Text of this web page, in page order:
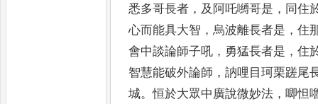
悉多哥長者 ， 及阿吒嚩哥是 ， 同住
心而能具大智 ，烏波離長者是 ，住
會中談論師子吼 ， 勇猛長者是 ，住
智慧能破外論師 ，訥哩目珂栗蹉尾
城。恒於大眾中廣說微妙法 ，唧怛